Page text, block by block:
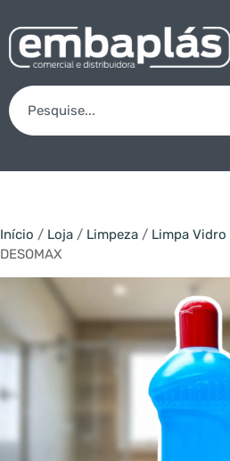
Início / Loja / Limpeza / Limpa Vidro
DESOMAX